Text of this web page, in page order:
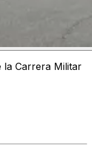
la Carrera Militar